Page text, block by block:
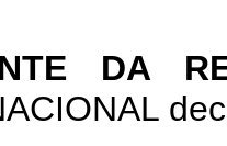
DA